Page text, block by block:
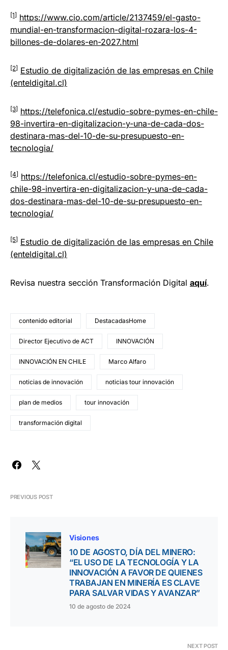
[1] https://www.cio.com/article/2137459/el-gasto-
mundial-en-transformacion-digital-rozara-los-4-
billones-de-dolares-en-2027.html
[2] Estudio de digitalización de las empresas en Chile
(enteldigital.cl)
[3] https://telefonica.cl/estudio-sobre-pymes-en-chile-
98-invertira-en-digitalizacion-y-una-de-cada-dos-
destinara-mas-del-10-de-su-presupuesto-en-
tecnologia/
[4] https://telefonica.cl/estudio-sobre-pymes-en-
chile-98-invertira-en-digitalizacion-y-una-de-cada-
dos-destinara-mas-del-10-de-su-presupuesto-en-
tecnologia/
[5] Estudio de digitalización de las empresas en Chile
(enteldigital.cl)
Revisa nuestra sección Transformación Digital aquí.
contenido editorial DestacadasHome
Director Ejecutivo de ACT INNOVACIÓN
INNOVACIÓN EN CHILE Marco Alfaro
noticias de innovación noticias tour innovación
plan de medios tour innovación
transformación digital
PREVIOUS POST
Visiones
10 DE AGOSTO, DÍA DEL MINERO:
“EL USO DE LA TECNOLOGÍA Y LA
INNOVACIÓN A FAVOR DE QUIENES
TRABAJAN EN MINERÍA ES CLAVE
PARA SALVAR VIDAS Y AVANZAR”
10 de agosto de 2024
NEXT POST